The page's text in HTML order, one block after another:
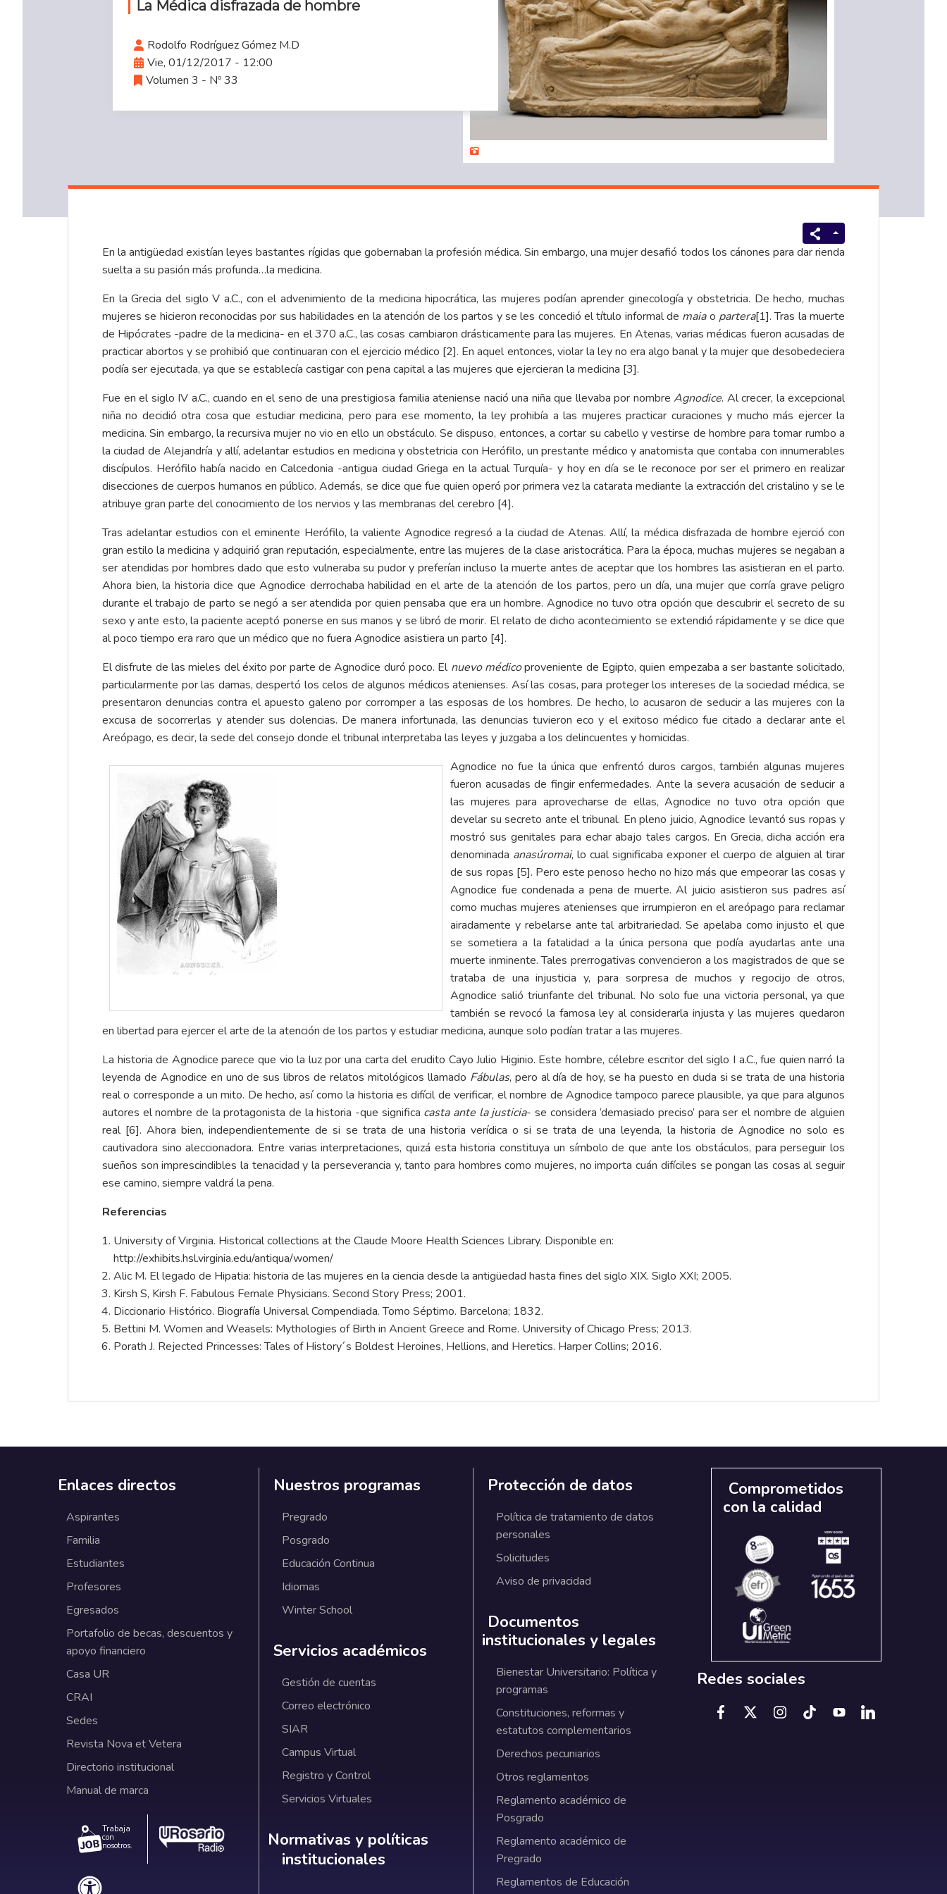
La Médica disfrazada de hombre
Rodolfo Rodríguez Gómez M.D
Vie, 01/12/2017 - 12:00
Volumen 3 - Nº 33
En la antigüedad existían leyes bastantes rígidas que gobernaban la profesión médica. Sin embargo, una mujer desafió todos los cánones para dar rienda
suelta a su pasión más profunda…la medicina.
En la Grecia del siglo V a.C., con el advenimiento de la medicina hipocrática, las mujeres podían aprender ginecología y obstetricia. De hecho, muchas
mujeres se hicieron reconocidas por sus habilidades en la atención de los partos y se les concedió el título informal de maiao partera[1]. Tras la muerte
de Hipócrates -padre de la medicina- en el 370 a.C., las cosas cambiaron drásticamente para las mujeres. En Atenas, varias médicas fueron acusadas de
practicar abortos y se prohibió que continuaran con el ejercicio médico [2]. En aquel entonces, violar la ley no era algo banal y la mujer que desobedeciera
podía ser ejecutada, ya que se establecía castigar con pena capital a las mujeres que ejercieran la medicina [3].
Fue en el siglo IV a.C., cuando en el seno de una prestigiosa familia ateniense nació una niña que llevaba por nombre Agnodice. Al crecer, la excepcional
niña no decidió otra cosa que estudiar medicina, pero para ese momento, la ley prohibía a las mujeres practicar curaciones y mucho más ejercer la
medicina. Sin embargo, la recursiva mujer no vio en ello un obstáculo. Se dispuso, entonces, a cortar su cabello y vestirse de hombre para tomar rumbo a
la ciudad de Alejandría y allí, adelantar estudios en medicina y obstetricia con Herófilo, un prestante médico y anatomista que contaba con innumerables
discípulos. Herófilo había nacido en Calcedonia -antigua ciudad Griega en la actual Turquía- y hoy en día se le reconoce por ser el primero en realizar
disecciones de cuerpos humanos en público. Además, se dice que fue quien operó por primera vez la catarata mediante la extracción del cristalino y se le
atribuye gran parte del conocimiento de los nervios y las membranas del cerebro [4].
Tras adelantar estudios con el eminente Herófilo, la valiente Agnodice regresó a la ciudad de Atenas. Allí, la médica disfrazada de hombre ejerció con
gran estilo la medicina y adquirió gran reputación, especialmente, entre las mujeres de la clase aristocrática. Para la época, muchas mujeres se negaban a
ser atendidas por hombres dado que esto vulneraba su pudor y preferían incluso la muerte antes de aceptar que los hombres las asistieran en el parto.
Ahora bien, la historia dice que Agnodice derrochaba habilidad en el arte de la atención de los partos, pero un día, una mujer que corría grave peligro
durante el trabajo de parto se negó a ser atendida por quien pensaba que era un hombre. Agnodice no tuvo otra opción que descubrir el secreto de su
sexo y ante esto, la paciente aceptó ponerse en sus manos y se libró de morir. El relato de dicho acontecimiento se extendió rápidamente y se dice que
al poco tiempo era raro que un médico que no fuera Agnodice asistiera un parto [4].
El disfrute de las mieles del éxito por parte de Agnodice duró poco. El nuevo médicoproveniente de Egipto, quien empezaba a ser bastante solicitado,
particularmente por las damas, despertó los celos de algunos médicos atenienses. Así las cosas, para proteger los intereses de la sociedad médica, se
presentaron denuncias contra el apuesto galeno por corromper a las esposas de los hombres. De hecho, lo acusaron de seducir a las mujeres con la
excusa de socorrerlas y atender sus dolencias. De manera infortunada, las denuncias tuvieron eco y el exitoso médico fue citado a declarar ante el
Areópago, es decir, la sede del consejo donde el tribunal interpretaba las leyes y juzgaba a los delincuentes y homicidas.
Agnodice no fue la única que enfrentó duros cargos, también algunas mujeres
fueron acusadas de fingir enfermedades. Ante la severa acusación de seducir a
las mujeres para aprovecharse de ellas, Agnodice no tuvo otra opción que
develar su secreto ante el tribunal. En pleno juicio, Agnodice levantó sus ropas y
mostró sus genitales para echar abajo tales cargos. En Grecia, dicha acción era
denominada anasúromai, lo cual significaba exponer el cuerpo de alguien al tirar
de sus ropas [5]. Pero este penoso hecho no hizo más que empeorar las cosas y
Agnodice fue condenada a pena de muerte. Al juicio asistieron sus padres así
como muchas mujeres atenienses que irrumpieron en el areópago para reclamar
airadamente y rebelarse ante tal arbitrariedad. Se apelaba como injusto el que
se sometiera a la fatalidad a la única persona que podía ayudarlas ante una
muerte inminente. Tales prerrogativas convencieron a los magistrados de que se
trataba de una injusticia y, para sorpresa de muchos y regocijo de otros,
Agnodice salió triunfante del tribunal. No solo fue una victoria personal, ya que
también se revocó la famosa ley al considerarla injusta y las mujeres quedaron
en libertad para ejercer el arte de la atención de los partos y estudiar medicina, aunque solo podían tratar a las mujeres.
La historia de Agnodice parece que vio la luz por una carta del erudito Cayo Julio Higinio. Este hombre, célebre escritor del siglo I a.C., fue quien narró la
leyenda de Agnodice en uno de sus libros de relatos mitológicos llamado Fábulas, pero al día de hoy, se ha puesto en duda si se trata de una historia
real o corresponde a un mito. De hecho, así como la historia es difícil de verificar, el nombre de Agnodice tampoco parece plausible, ya que para algunos
autores el nombre de la protagonista de la historia -que significa casta ante la justicia- se considera ‘demasiado preciso’ para ser el nombre de alguien
real [6]. Ahora bien, independientemente de si se trata de una historia verídica o si se trata de una leyenda, la historia de Agnodice no solo es
cautivadora sino aleccionadora. Entre varias interpretaciones, quizá esta historia constituya un símbolo de que ante los obstáculos, para perseguir los
sueños son imprescindibles la tenacidad y la perseverancia y, tanto para hombres como mujeres, no importa cuán difíciles se pongan las cosas al seguir
ese camino, siempre valdrá la pena.
Referencias
University of Virginia. Historical collections at the Claude Moore Health Sciences Library. Disponible en:
http://exhibits.hsl.virginia.edu/antiqua/women/
Alic M. El legado de Hipatia: historia de las mujeres en la ciencia desde la antigüedad hasta fines del siglo XIX. Siglo XXI; 2005.
Kirsh S, Kirsh F. Fabulous Female Physicians. Second Story Press; 2001.
Diccionario Histórico. Biografía Universal Compendiada. Tomo Séptimo. Barcelona; 1832.
Bettini M. Women and Weasels: Mythologies of Birth in Ancient Greece and Rome. University of Chicago Press; 2013.
Porath J. Rejected Princesses: Tales of History´s Boldest Heroines, Hellions, and Heretics. Harper Collins; 2016.
Enlaces directos
Aspirantes
Familia
Estudiantes
Profesores
Egresados
Portafolio de becas, descuentos y
apoyo financiero
Casa UR
CRAI
Sedes
Revista Nova et Vetera
Directorio institucional
Manual de marca
Trabaja
con
nosotros.
Nuestros programas
Pregrado
Posgrado
Educación Continua
Idiomas
Winter School
Servicios académicos
Gestión de cuentas
Correo electrónico
SIAR
Campus Virtual
Registro y Control
Servicios Virtuales
Normativas y políticas institucionales
Normativas y políticas
institucionales
Protección de datos
Política de tratamiento de datos
personales
Solicitudes
Aviso de privacidad
Documentos
institucionales y legales
Bienestar Universitario: Política y
programas
Constituciones, reformas y
estatutos complementarios
Derechos pecuniarios
Otros reglamentos
Reglamento académico de
Posgrado
Reglamento académico de
Pregrado
Reglamentos de Educación
Comprometidos
con la calidad
Redes sociales